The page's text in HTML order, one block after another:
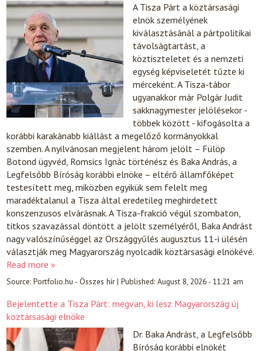
A Tisza Párt a köztársasági
elnök személyének
kiválasztásánál a pártpolitikai
távolságtartást, a
köztiszteletet és a nemzeti
egység képviseletét tűzte ki
mérceként. A Tisza-tábor
ugyanakkor már Polgár Judit
sakknagymester jelölésekor -
többek között - kifogásolta a
korábbi karakánabb kiállást a megelőző kormányokkal
szemben. A nyilvánosan megjelent három jelölt – Fülöp
Botond ügyvéd, Romsics Ignác történész és Baka András, a
Legfelsőbb Bíróság korábbi elnöke – eltérő államfőképet
testesített meg, miközben egyikük sem felelt meg
maradéktalanul a Tisza által eredetileg meghirdetett
konszenzusos elvárásnak. A Tisza-frakció végül szombaton,
titkos szavazással döntött a jelölt személyéről, Baka Andrást
nagy valószínűséggel az Országgyűlés augusztus 11-i ülésén
választják meg Magyarország nyolcadik köztársasági elnökévé.
Read more »
Source:Portfolio.hu - Összes hír|Published:August 8, 2026 - 11:21 am
Bejelentette a Tisza Párt: megvan, ki lesz Magyarország új
köztársasági elnöke
Dr. Baka Andrást, a Legfelsőbb
Bíróság korábbi elnökét